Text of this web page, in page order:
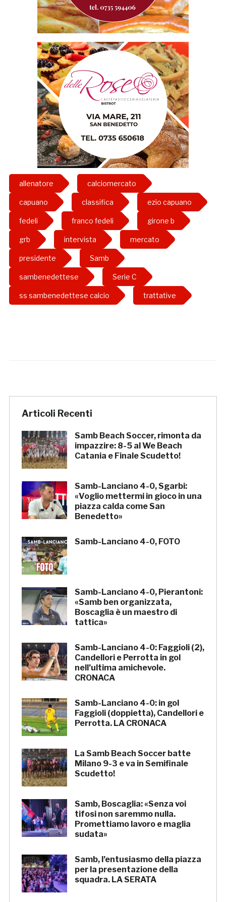
allenatore calciomercato
capuano classifica ezio capuano
fedeli franco fedeli girone b
grb intervista mercato
presidente Samb
sambenedettese Serie C
ss sambenedettese calcio trattative
Articoli Recenti
Samb Beach Soccer, rimonta da
impazzire: 8-5 al We Beach
Catania e Finale Scudetto!
Samb-Lanciano 4-0, Sgarbi:
«Voglio mettermi in gioco in una
piazza calda come San
Benedetto»
Samb-Lanciano 4-0, FOTO
Samb-Lanciano 4-0, Pierantoni:
«Samb ben organizzata,
Boscaglia è un maestro di
tattica»
Samb-Lanciano 4-0: Faggioli (2),
Candellori e Perrotta in gol
nell’ultima amichevole.
CRONACA
Samb-Lanciano 4-0: in gol
Faggioli (doppietta), Candellori e
Perrotta. LA CRONACA
La Samb Beach Soccer batte
Milano 9-3 e va in Semifinale
Scudetto!
Samb, Boscaglia: «Senza voi
tifosi non saremmo nulla.
Promettiamo lavoro e maglia
sudata»
Samb, l’entusiasmo della piazza
per la presentazione della
squadra. LA SERATA